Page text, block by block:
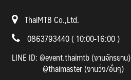
ThaiMTB Co.,Ltd.
0863793440 ( 10:00-16:00 )
LINE ID:@event.thaimtb (งานจักรยาน)
@thaimaster (งานวิ่ง/อื่นๆ)